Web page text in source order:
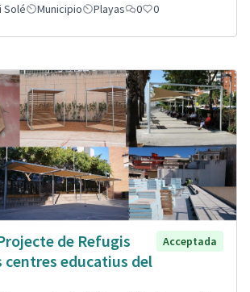
Solé Municipio Playas 0 0
de Refugis
centres educatius del
Acceptada